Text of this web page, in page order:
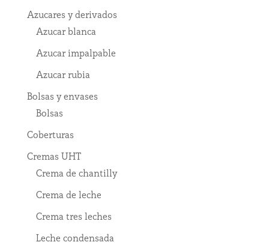
Azucares y derivados
Azucar blanca
Azucar impalpable
Azucar rubia
Bolsas y envases
Bolsas
Coberturas
Cremas UHT
Crema de chantilly
Crema de leche
Crema tres leches
Leche condensada